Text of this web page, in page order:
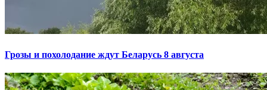
Грозы и похолодание ждут Беларусь 8 августа